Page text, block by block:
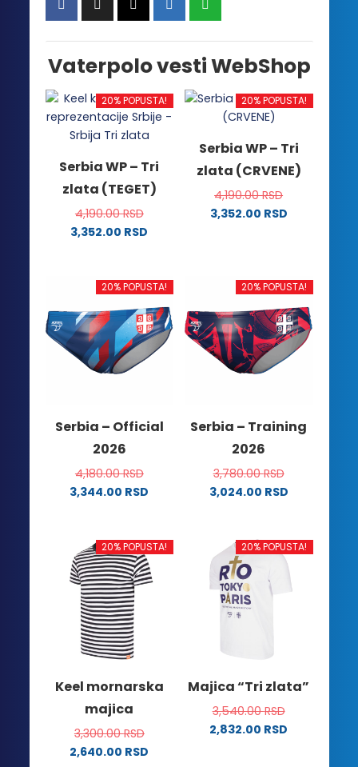
Vaterpolo vesti WebShop
20% POPUSTA!
Serbia WP – Tri
zlata (TEGET)
4,190.00RSD
3,352.00 RSD
ima
varijanti.
Opcije
mogu
biti
stranici
proizvoda.
20% POPUSTA!
Serbia WP – Tri
zlata (CRVENE)
4,190.00RSD
3,352.00 RSD
više
varijanti.
Opcije
mogu
biti
izabrane
proizvoda.
20% POPUSTA!
Serbia – Official
2026
4,180.00RSD
3,344.00 RSD
ima
više
varijanti.
Opcije
mogu
biti
izabrane
stranici
proizvoda.
20% POPUSTA!
Serbia – Training
2026
3,780.00RSD
3,024.00 RSD
ima
više
varijanti.
Opcije
izabrane
stranici
proizvoda.
20% POPUSTA!
Keel mornarska
majica
3,300.00RSD
2,640.00 RSD
20% POPUSTA!
Majica “Tri zlata”
3,540.00RSD
2,832.00 RSD